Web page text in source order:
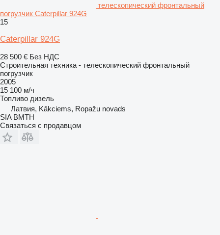
телескопический фронтальный
погрузчик Caterpillar 924G
15
Caterpillar 924G
28 500 € Без НДС
Строительная техника - телескопический фронтальный
погрузчик
2005
15 100 м/ч
Топливо дизель
Латвия, Kākciems, Ropažu novads
SIA BMTH
Связаться с продавцом